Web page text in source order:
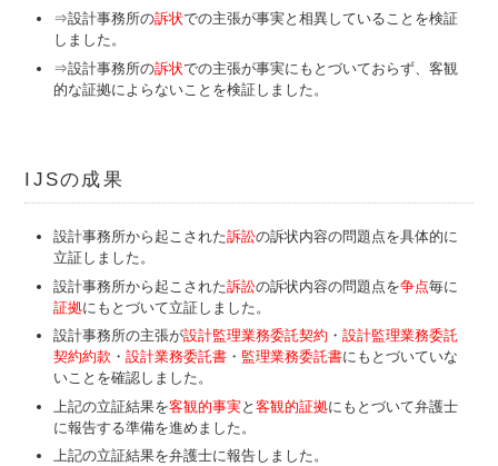
⇒設計事務所の訴状での主張が事実と相異していることを検証
しました。
⇒設計事務所の訴状での主張が事実にもとづいておらず、客観
的な証拠によら ないことを検証しました。
IJSの成果
設計事務所から起こされた訴訟の訴状内容の問題点を具体的に
立証しました。
設計事務所から起こされた訴訟の訴状内容の問題点を争点毎に
証拠にもとづいて立証しました。
設計事務所の主張が設計監理業務委託契約 ・設計監理業務委託
契約約款 ・設計業務委託書 ・ 監理業務委託書にもとづいていな
いことを確認しました。
上記の立証結果を客観的事実と客観的証拠にもとづいて弁護士
に報告する準備を進めました。
上記の立証結果を弁護士に報告しました。